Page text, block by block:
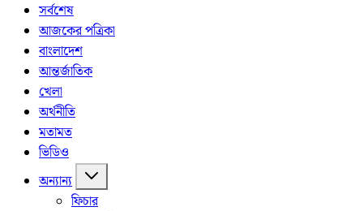
সর্বশেষ
আজকের পত্রিকা
বাংলাদেশ
আন্তর্জাতিক
খেলা
অর্থনীতি
মতামত
ভিডিও
অন্যান্য
ফিচার